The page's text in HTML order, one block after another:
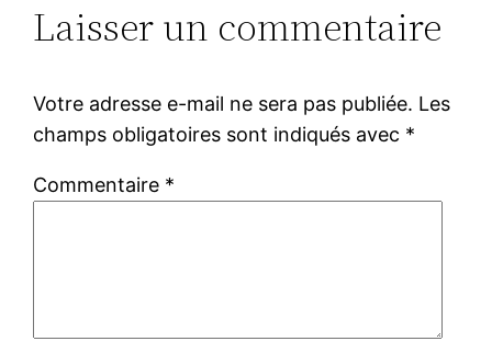
Laisser un commentaire
Votre adresse e-mail ne sera pas publiée. Les
champs obligatoires sont indiqués avec *
Commentaire *